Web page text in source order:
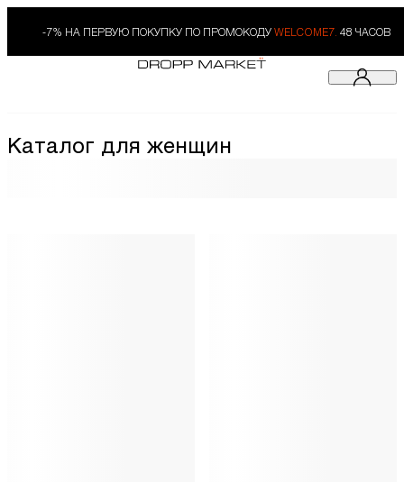
-7% НА ПЕРВУЮ ПОКУПКУ ПО ПРОМОКОДУ WELCOME7. 48 ЧАСОВ
Каталог для женщин